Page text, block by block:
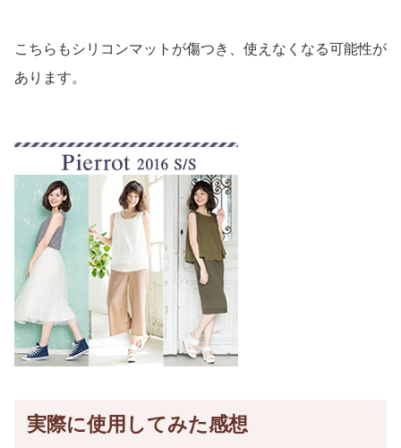
こちらもシリコンマットが傷つき、使えなくなる可能性が
あります。
実際に使用してみた感想